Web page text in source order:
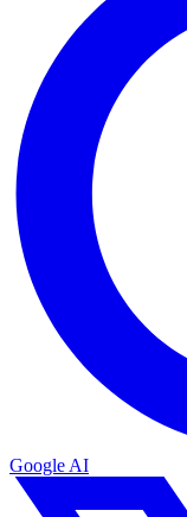
Google AI